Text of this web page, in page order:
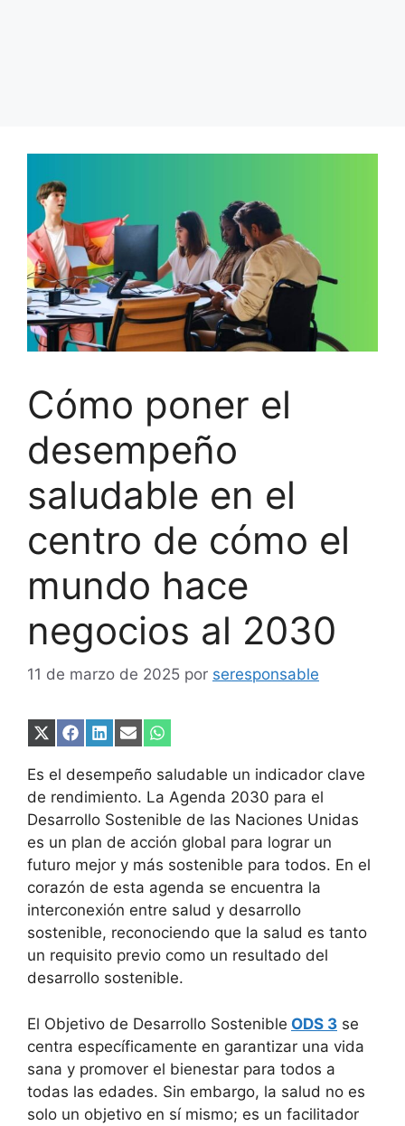
Cómo poner el
desempeño
saludable en el
centro de cómo el
mundo hace
negocios al 2030
11 de marzo de 2025 por seresponsable
Compartir
X
(Twitter)
Compartir
Facebook
Compartir
LinkedIn
Compartir
Email
Compartir
WhatsApp
Es el desempeño saludable un indicador clave
de rendimiento. La Agenda 2030 para el
Desarrollo Sostenible de las Naciones Unidas
es un plan de acción global para lograr un
futuro mejor y más sostenible para todos. En el
corazón de esta agenda se encuentra la
interconexión entre salud y desarrollo
sostenible, reconociendo que la salud es tanto
un requisito previo como un resultado del
desarrollo sostenible.
El Objetivo de Desarrollo Sostenible ODS 3 se
centra específicamente en garantizar una vida
sana y promover el bienestar para todos a
todas las edades. Sin embargo, la salud no es
solo un objetivo en sí mismo; es un facilitador